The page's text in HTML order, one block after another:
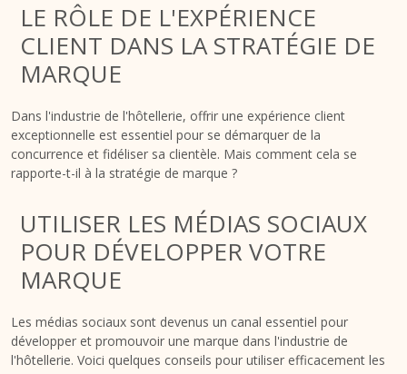
LE RÔLE DE L'EXPÉRIENCE
CLIENT DANS LA STRATÉGIE DE
MARQUE
Dans l'industrie de l'hôtellerie, offrir une expérience client
exceptionnelle est essentiel pour se démarquer de la
concurrence et fidéliser sa clientèle. Mais comment cela se
rapporte-t-il à la stratégie de marque ?
UTILISER LES MÉDIAS SOCIAUX
POUR DÉVELOPPER VOTRE
MARQUE
Les médias sociaux sont devenus un canal essentiel pour
développer et promouvoir une marque dans l'industrie de
l'hôtellerie. Voici quelques conseils pour utiliser efficacement les